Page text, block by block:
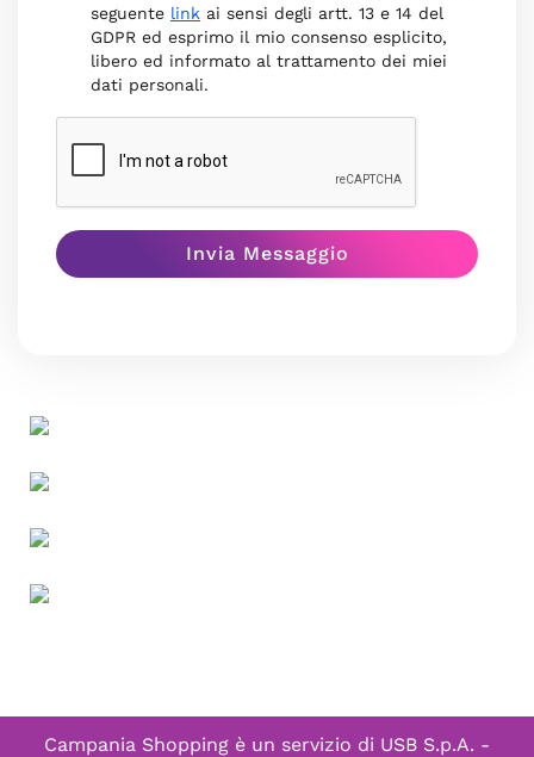
seguente link ai sensi degli artt. 13 e 14 del
GDPR ed esprimo il mio consenso esplicito,
libero ed informato al trattamento dei miei
dati personali.
Campania Shopping è un servizio di USB S.p.A. -